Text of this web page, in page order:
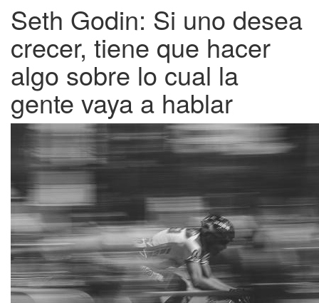
Seth Godin: Si uno desea
crecer, tiene que hacer
algo sobre lo cual la
gente vaya a hablar